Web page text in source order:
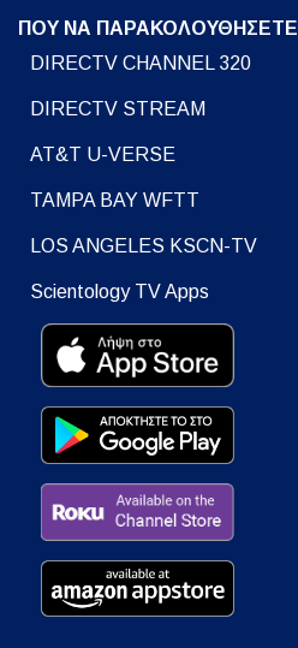
ΠΟΥ ΝΑ ΠΑΡΑΚΟΛΟΥΘΗΣΕΤΕ
DIRECTV CHANNEL 320
DIRECTV STREAM
AT&T U-VERSE
TAMPA BAY WFTT
LOS ANGELES KSCN-TV
Scientology TV Apps